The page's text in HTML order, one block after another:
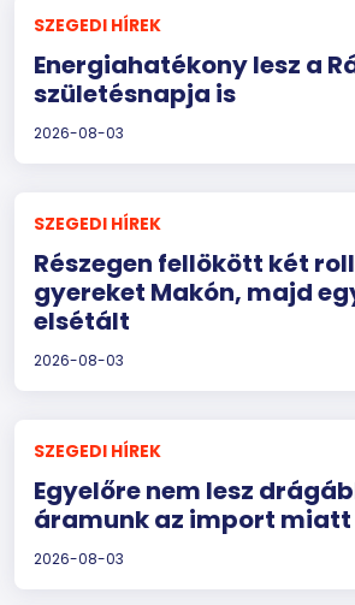
SZEGEDI HÍREK
Energiahatékony lesz a
születésnapja is
2026-08-03
SZEGEDI HÍREK
Részegen fellökött két
gyereket Makón, majd
elsétált
2026-08-03
SZEGEDI HÍREK
Egyelőre nem lesz
áramunk az import miatt
2026-08-03